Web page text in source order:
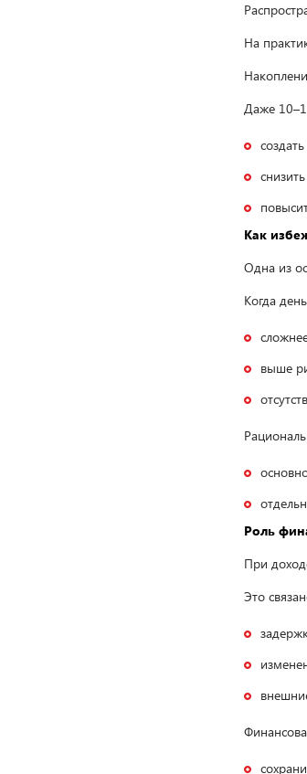
На
Даже
Как
Одна из
Когда
выше
Роль
При
Это